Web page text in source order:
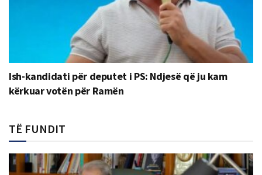
Ish-kandidati për deputet i PS: Ndjesë që ju kam
kërkuar votën për Ramën
TË FUNDIT